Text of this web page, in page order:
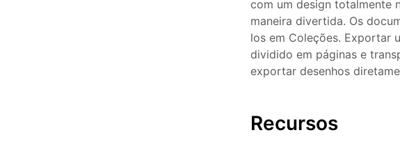
com um design totalmente
maneira divertida. Os
los em Coleções. Exportar
dividido em páginas e
exportar desenhos
Recursos